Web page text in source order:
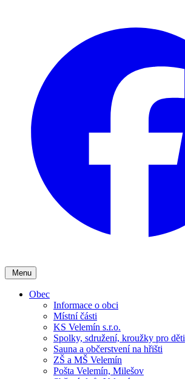
Menu
Obec
Informace o obci
Místní části
KS Velemín s.r.o.
Spolky, sdružení, kroužky pro děti
Sauna a občerstvení na hřišti
ZŠ a MŠ Velemín
Pošta Velemín, Milešov